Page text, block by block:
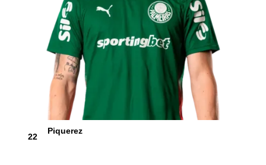
22
Piquerez